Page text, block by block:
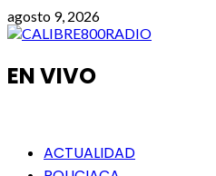
Saltar
al
agosto 9, 2026
EN VIVO
Menú
principal
ACTUALIDAD